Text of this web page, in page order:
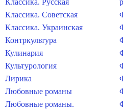
Классика. Русская
Классика. Советская
Классика. Украинская
Контркультура
Кулинария
Культурология
Лирика
Любовные романы
Любовные романы.